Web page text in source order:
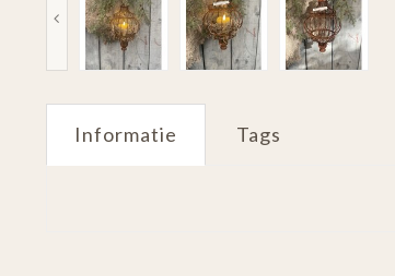
Informatie Tags